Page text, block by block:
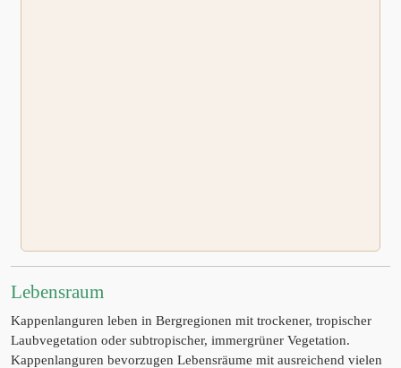
Lebensraum
Kappenlanguren leben in Bergregionen mit trockener, tropischer
Laubvegetation oder subtropischer, immergrüner Vegetation.
Kappenlanguren bevorzugen Lebensräume mit ausreichend vielen